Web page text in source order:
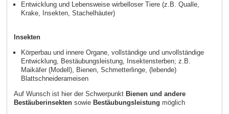
Entwicklung und Lebensweise wirbelloser Tiere (z.B. Qualle,
Krake, Insekten, Stachelhäuter)
Insekten
Körperbau und innere Organe, vollständige und unvollständige
Entwicklung, Bestäubungsleistung, Insektensterben; z.B.
Maikäfer (Modell), Bienen, Schmetterlinge, (lebende)
Blattschneiderameisen
Auf Wunsch ist hier der Schwerpunkt Bienen und andere
Bestäuberinsekten sowieBestäubungsleistung möglich